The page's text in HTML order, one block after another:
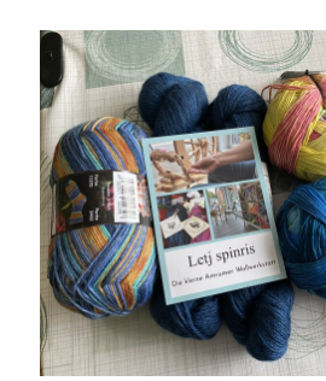
HörMuschel-DGS Treff |
Deutscher
14:00Uhr bis15:30Uhr,
Kerstin Biß –
Ganzheitliche Wegbegleitung & Coaching,
65/Eingang B, 90491 Nürnberg,
Mehr Infos
Sonntag, 23 August 2026
Ankerzeit – Aufbruch &
,Studio Räume für mehr ... | Nürnberg
Mehr Infos